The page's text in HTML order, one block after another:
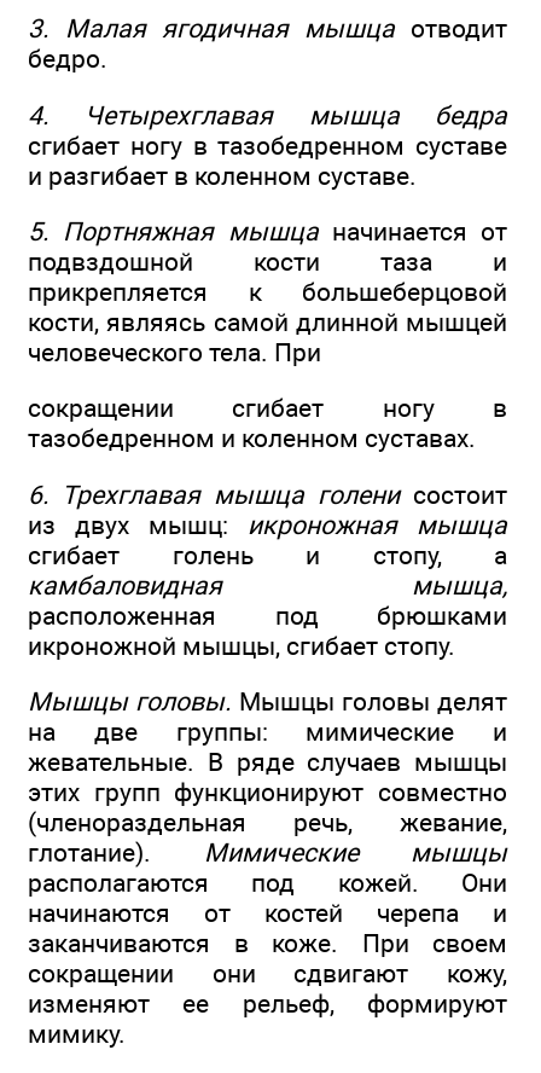
3. Малая ягодичная мышца отводит
бедро.
4. Четырехглавая мышца бедра
сгибает ногу в тазобедренном суставе
и разгибает в коленном суставе.
5. Портняжная мышцаначинается от
подвздошной кости таза и
прикрепляется к большеберцовой
кости, являясь самой длинной мышцей
человеческого тела. При
сокращении сгибает ногу в
тазобедренном и коленном суставах.
6. Трехглавая мышца голенисостоит
из двух мышц: икроножная мышца
сгибает голень и стопу, а
камбаловидная мышца,
расположенная под брюшками
икроножной мышцы, сгибает стопу.
Мышцы головы. Мышцы головы делят
на две группы: мимические и
жевательные. В ряде случаев мышцы
этих групп функционируют совместно
(членораздельная речь, жевание,
глотание). Мимические мышцы
располагаются под кожей. Они
начинаются от костей черепа и
заканчиваются в коже. При своем
сокращении они сдвигают кожу,
изменяют ее рельеф, формируют
мимику.